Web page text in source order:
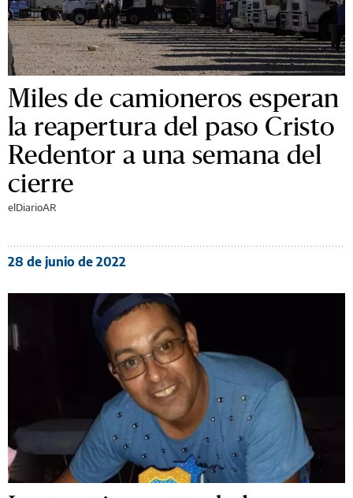
Miles de camioneros esperan
la reapertura del paso Cristo
Redentor a una semana del
cierre
elDiarioAR
28 de junio de 2022